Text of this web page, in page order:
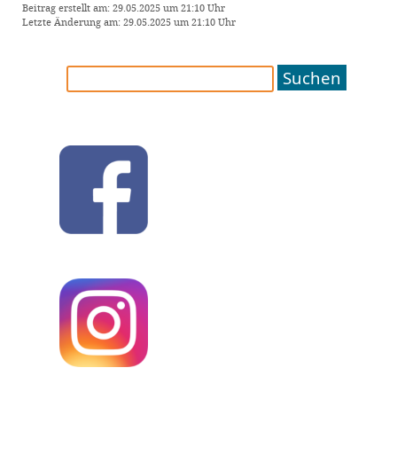
Beitrag erstellt am: 29.05.2025 um 21:10 Uhr
Letzte Änderung am: 29.05.2025 um 21:10 Uhr
Suchen